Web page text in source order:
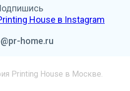
home.ru
Printing House в Москве.